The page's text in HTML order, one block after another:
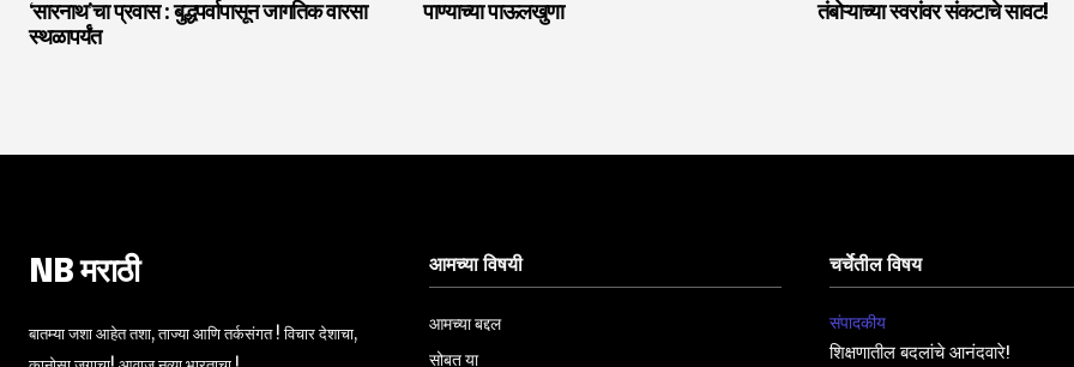
‘सारनाथ’चा प्रवास : बुद्धपर्वापासून जागतिक वारसा
स्थळापर्यंत
पाण्याच्या पाऊलखुणा तंबोऱ्याच्या स्वरांवर संकटाचे सावट!
NB मराठी
बातम्या जशा आहेत तशा, ताज्या आणि तर्कसंगत ! विचार देशाचा,
आमच्या विषयी
आमच्या बद्दल
सोबत या
चर्चेतील विषय
संपादकीय
शिक्षणातील बदलांचे आनंदवारे!